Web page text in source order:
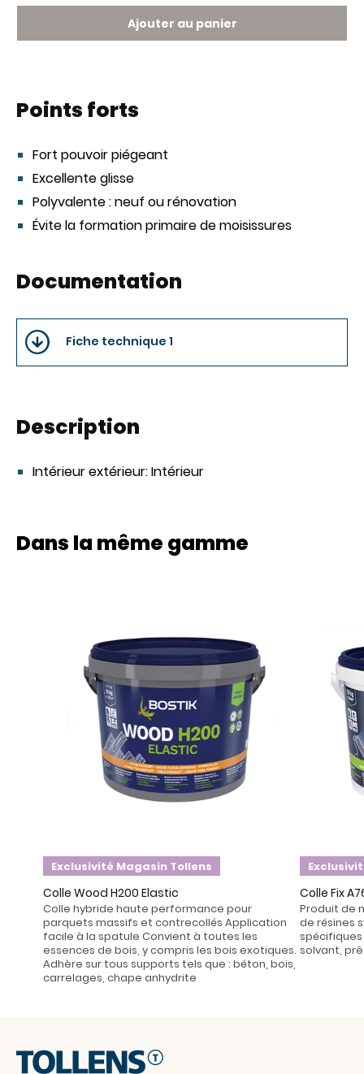
Ajouter au panier
Points forts
Fort pouvoir piégeant
Excellente glisse
Polyvalente : neuf ou rénovation
Évite la formation primaire de moisissures
Description
Intérieur extérieur:Intérieur
Documentation
Fiche technique 1
Dans la même gamme
Exclusivité Magasin Tollens
Colle Wood H200 Elastic
Colle hybride haute performance pour
parquets massifs et contrecollés Application
facile à la spatule Convient à toutes les
essences de bois, y compris les bois exotiques.
Adhère sur tous supports tels que : béton, bois,
carrelages, chape anhydrite
Colle Fix
Produit de
de résines
solvant,